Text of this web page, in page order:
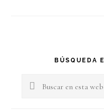
Barra
lateral
BÚSQUEDA
Buscar